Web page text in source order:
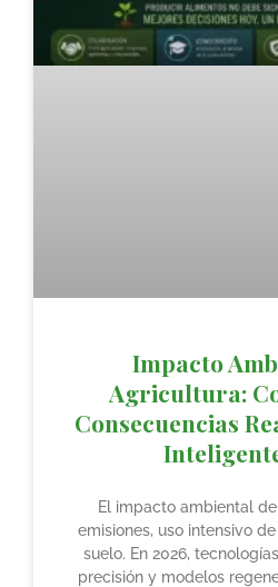
Impacto
Agricultura:
Consecuencias
El impacto ambiental
emisiones, uso intensivo
suelo. En 2026,
precisión y modelos